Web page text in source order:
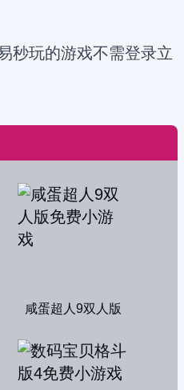
秒玩的游戏不需登录立
咸蛋超人9双人版